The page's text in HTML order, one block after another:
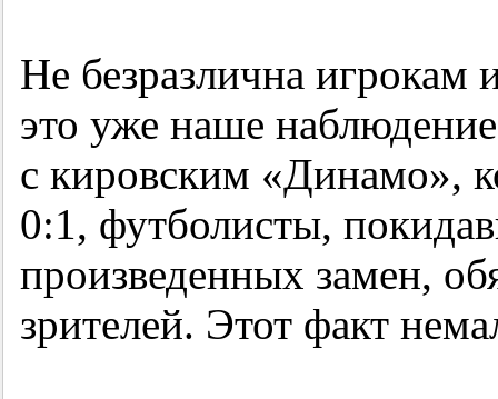
Не безразлична
это уже наше
с кировским «Динамо»,
0:1, футболисты,
произведенных замен,
зрителей. Этот факт